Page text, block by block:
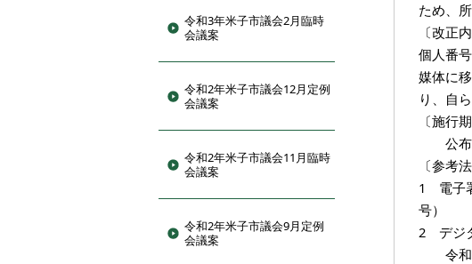
令和3年米子市議会2月臨時
会議案
令和2年米子市議会12月定例
会議案
令和2年米子市議会11月臨時
会議案
令和2年米子市議会9月定例
会議案
ため、
〔改正
個人番
媒体に
り、自
〔施行
公布
〔参考
1 電子
号）
2 デジ
令和3